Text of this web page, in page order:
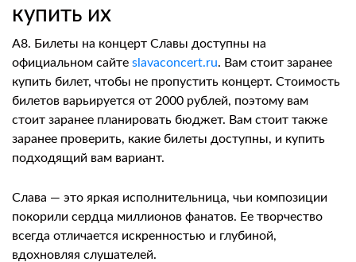
купить их
A8. Билеты на концерт Славы доступны на
официальном сайте slavaconcert.ru. Вам стоит заранее
купить билет, чтобы не пропустить концерт. Стоимость
билетов варьируется от 2000 рублей, поэтому вам
стоит заранее планировать бюджет. Вам стоит также
заранее проверить, какие билеты доступны, и купить
подходящий вам вариант.
Слава — это яркая исполнительница, чьи композиции
покорили сердца миллионов фанатов. Ее творчество
всегда отличается искренностью и глубиной,
вдохновляя слушателей.